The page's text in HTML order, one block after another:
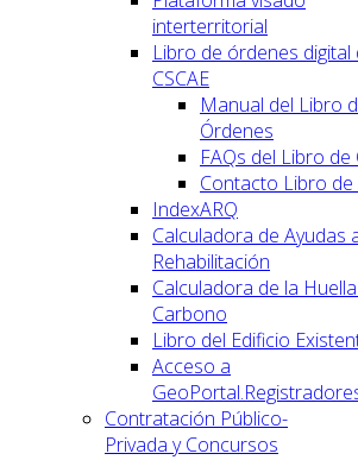
interterritorial
Libro de órdenes digital
CSCAE
Manual del Libro
Órdenes
FAQs del Libro de
Contacto Libro de
IndexARQ
Calculadora de Ayudas
Rehabilitación
Calculadora de la
Carbono
Libro del Edificio
Acceso a
Contratación Público-
Privada y Concursos